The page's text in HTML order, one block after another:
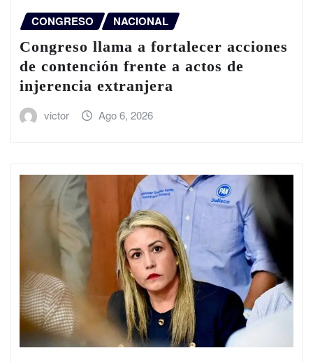
CONGRESO NACIONAL
Congreso llama a fortalecer acciones
de contención frente a actos de
injerencia extranjera
victor Ago 6, 2026